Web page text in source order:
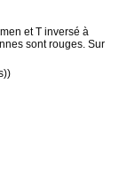
et T inversé à
sont rouges. Sur